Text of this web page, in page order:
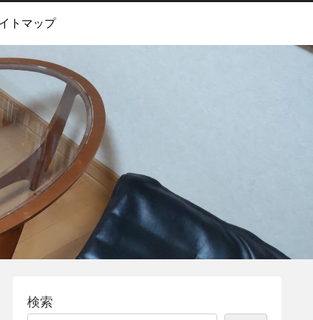
トマップ
検索